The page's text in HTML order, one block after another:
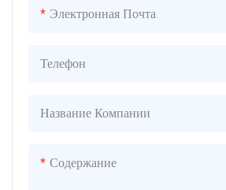
Электронная Почта
Телефон
Название Компании
Содержание